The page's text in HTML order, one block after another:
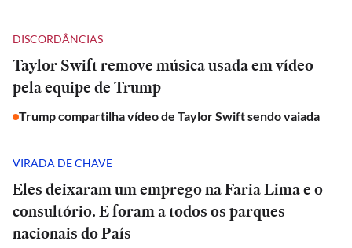
DISCORDÂNCIAS
Taylor Swift remove música usada em vídeo
pela equipe de Trump
Trump compartilha vídeo de Taylor Swift sendo vaiada
VIRADA DE CHAVE
Eles deixaram um emprego na Faria Lima e o
consultório. E foram a todos os parques
nacionais do País